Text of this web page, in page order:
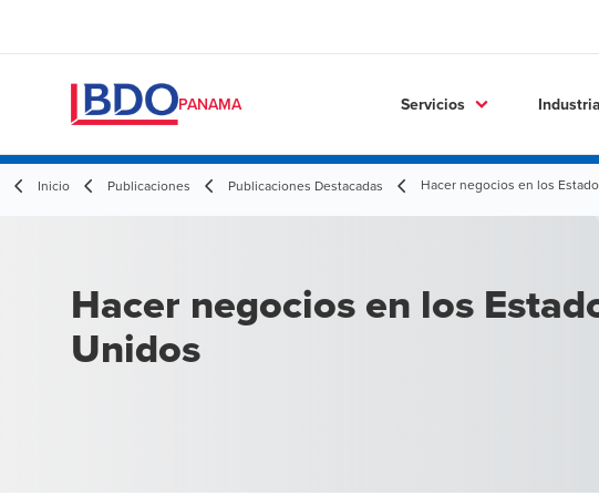
PANAMA Servicios
Inicio Publicaciones Publicaciones Destacadas Hacer negocios en los
Hacer negocios en los
Unidos